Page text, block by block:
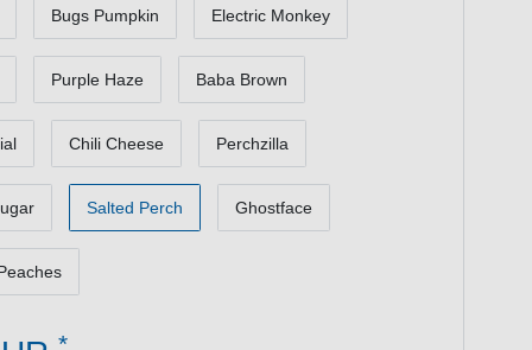
Bugs Pumpkin Electric Monkey
Purple Haze Baba Brown
Chili Cheese Perchzilla
Salted Perch Ghostface
*